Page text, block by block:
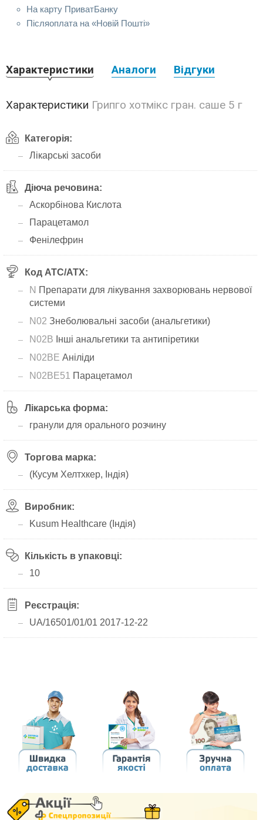
На карту ПриватБанку
Післяоплата на «Новій Пошті»
Характеристики Аналоги Відгуки
Характеристики Грипго хотмікс гран. саше 5 г
Категорія:
Лікарські засоби
Діюча речовина:
Аскорбінова Кислота
Парацетамол
Фенілефрин
Код АТС/ATX:
N Препарати для лікування захворювань нервової
системи
N02 Знеболювальні засоби (анальгетики)
N02B Інші анальгетики та антипіретики
N02BE Аніліди
N02BE51
Парацетамол
Лікарська форма:
гранули для орального розчину
Торгова марка:
(Кусум Хелтхкер, Індія)
Виробник:
Kusum Healthcare (Індія)
Кількість в упаковці:
10
Реєстрація:
UA/16501/01/01 2017-12-22